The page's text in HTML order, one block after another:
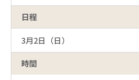
日程
3月2日（日）
時間